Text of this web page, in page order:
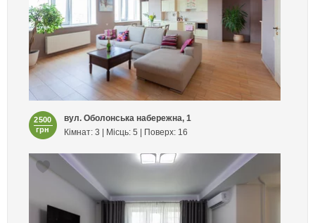
2500
грн
вул. Оболонська набережна, 1
Кімнат: 3 | Місць: 5 | Поверх: 16